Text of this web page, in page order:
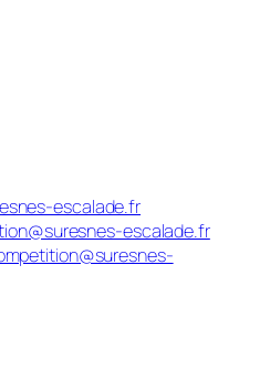
escalade.fr
escalade.fr